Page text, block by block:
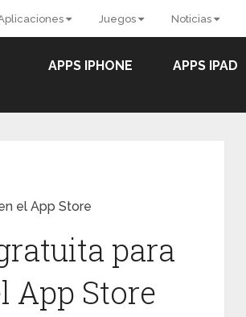
Juegos Noticias
APPS IPHONE APPS IPAD
el App Store
para
App Store